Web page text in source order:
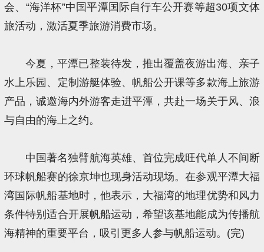
会、“海洋杯”中国平潭国际自行车公开赛等超30项文体
旅活动，激活夏季旅游消费市场。
今夏，平潭已整装待发，推出覆盖夜游出海、亲子
水上乐园、定制游艇体验、帆船公开课等多款海上旅游
产品，诚邀海内外游客走进平潭，共赴一场关于风、浪
与自由的海上之约。
中国著名独臂航海英雄、首位完成旺代单人不间断
环球帆船赛的徐京坤也现身活动现场。在参观平潭大福
湾国际帆船基地时，他表示，大福湾的地理优势和风力
条件特别适合开展帆船运动，希望该基地能成为传播航
海精神的重要平台，吸引更多人参与帆船运动。(完)